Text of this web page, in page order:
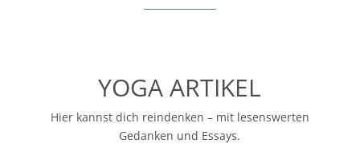
YOGA ARTIKEL
Hier kannst dich reindenken – mit lesenswerten
Gedanken und Essays.